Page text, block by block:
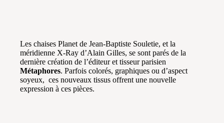
Les chaises Planet de Jean-Baptiste Souletie, et la
méridienne X-Ray d’Alain Gilles, se sont parés de la
dernière création de l’éditeur et tisseur parisien
Métaphores. Parfois colorés, graphiques ou d’aspect
soyeux, ces nouveaux tissus offrent une nouvelle
expression à ces pièces.